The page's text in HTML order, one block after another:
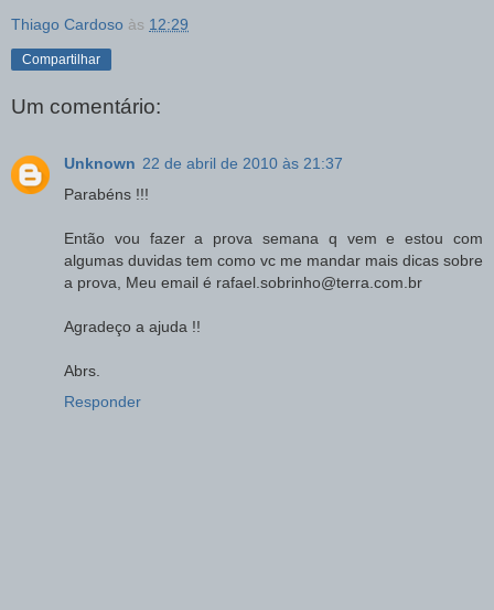
Thiago Cardoso às 12:29
Compartilhar
Um comentário:
Unknown 22 de abril de 2010 às 21:37
Parabéns !!!
Então vou fazer a prova semana q vem e estou com
algumas duvidas tem como vc me mandar mais dicas sobre
a prova, Meu email é rafael.sobrinho@terra.com.br
Agradeço a ajuda !!
Abrs.
Responder